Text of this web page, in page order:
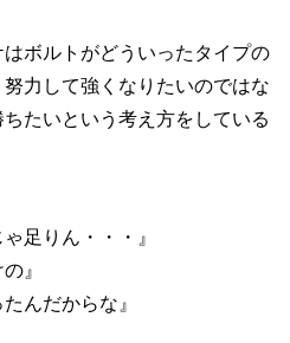
はボルトがどういったタイプの
力して強くなりたいのではな
たいという考え方をしている
足りん・・・』
』
んだからな』